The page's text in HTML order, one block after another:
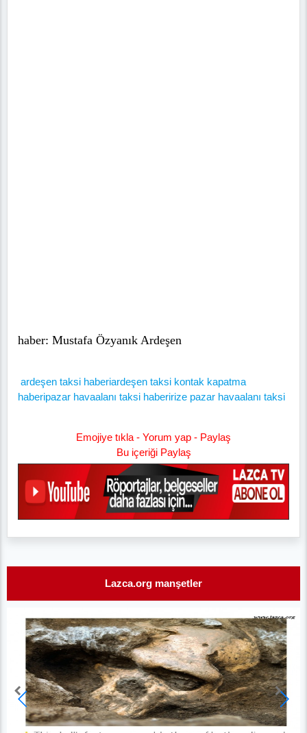
haber: Mustafa Özyanık Ardeşen
ardeşen taksi haberiardeşen taksi kontak kapatma
haberipazar havaalanı taksi haberirize pazar havaalanı taksi
Emojiye tıkla - Yorum yap - Paylaş
Bu içeriği Paylaş
Lazca.org manşetler